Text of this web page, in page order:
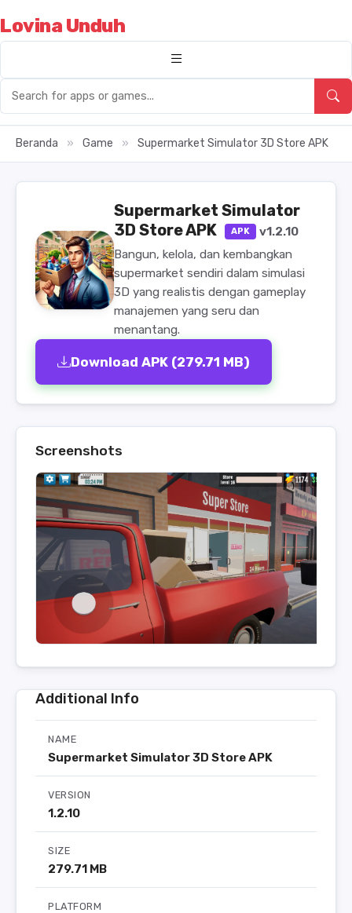
Lovina Unduh
Beranda » Game » Supermarket Simulator 3D Store APK
Supermarket Simulator
3D Store APK
APK
v1.2.10
Bangun, kelola, dan kembangkan
supermarket sendiri dalam simulasi
3D yang realistis dengan gameplay
manajemen yang seru dan
menantang.
Download APK (279.71 MB)
Screenshots
Additional Info
NAME
Supermarket Simulator 3D Store APK
VERSION
1.2.10
SIZE
279.71 MB
PLATFORM